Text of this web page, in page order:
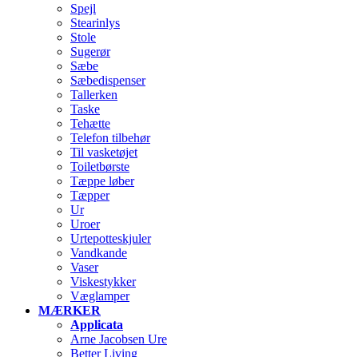
Spejl
Stearinlys
Stole
Sugerør
Sæbe
Sæbedispenser
Tallerken
Taske
Tehætte
Telefon tilbehør
Til vasketøjet
Toiletbørste
Tæppe løber
Tæpper
Ur
Uroer
Urtepotteskjuler
Vandkande
Vaser
Viskestykker
Væglamper
MÆRKER
Applicata
Arne Jacobsen Ure
Better Living